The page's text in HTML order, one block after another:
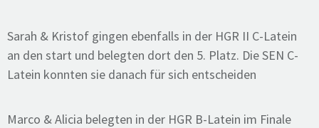
Sarah & Kristof gingen ebenfalls in der HGR II C-Latein
an den start und belegten dort den 5. Platz. Die SEN C-
Latein konnten sie danach für sich entscheiden
Marco & Alicia belegten in der HGR B-Latein im Finale